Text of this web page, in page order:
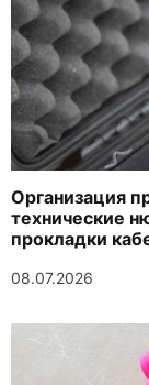
Организация
технические
прокладки
08.07.2026